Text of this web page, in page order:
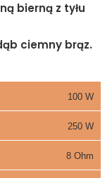
bierną z tyłu
ciemny brąz.
100 W
250 W
8 Ohm